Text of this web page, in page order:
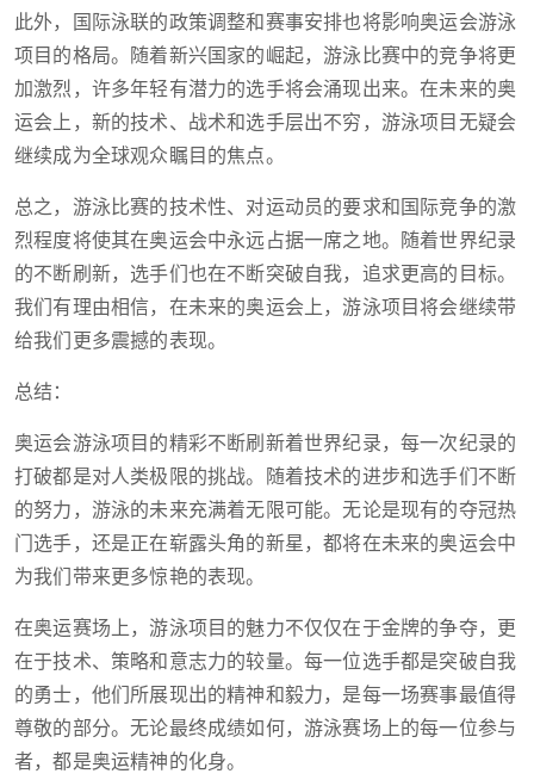
此外，国际泳联的政策调整和赛事安排也将影响奥运会游泳
项目的格局。随着新兴国家的崛起，游泳比赛中的竞争将更
加激烈，许多年轻有潜力的选手将会涌现出来。在未来的奥
运会上，新的技术、战术和选手层出不穷，游泳项目无疑会
继续成为全球观众瞩目的焦点。
总之，游泳比赛的技术性、对运动员的要求和国际竞争的激
烈程度将使其在奥运会中永远占据一席之地。随着世界纪录
的不断刷新，选手们也在不断突破自我，追求更高的目标。
我们有理由相信，在未来的奥运会上，游泳项目将会继续带
给我们更多震撼的表现。
总结：
奥运会游泳项目的精彩不断刷新着世界纪录，每一次纪录的
打破都是对人类极限的挑战。随着技术的进步和选手们不断
的努力，游泳的未来充满着无限可能。无论是现有的夺冠热
门选手，还是正在崭露头角的新星，都将在未来的奥运会中
为我们带来更多惊艳的表现。
在奥运赛场上，游泳项目的魅力不仅仅在于金牌的争夺，更
在于技术、策略和意志力的较量。每一位选手都是突破自我
的勇士，他们所展现出的精神和毅力，是每一场赛事最值得
尊敬的部分。无论最终成绩如何，游泳赛场上的每一位参与
者，都是奥运精神的化身。